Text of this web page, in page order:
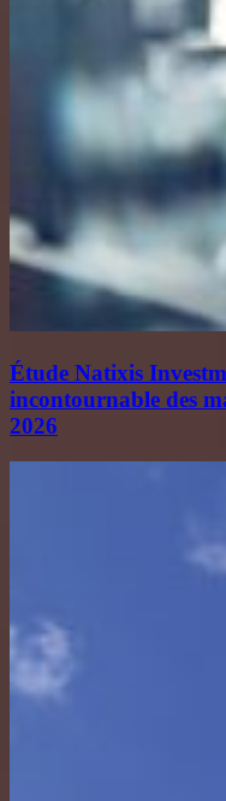
Étude Natixis
incontournable des
2026